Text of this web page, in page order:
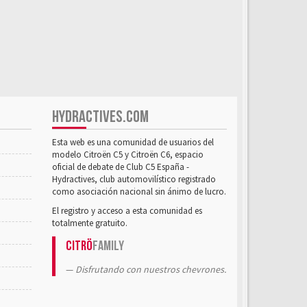
HYDRACTIVES.COM
Esta web es una comunidad de usuarios del
modelo Citroën C5 y Citroën C6, espacio
oficial de debate de Club C5 España -
Hydractives, club automovilístico registrado
como asociación nacional sin ánimo de lucro.
El registro y acceso a esta comunidad es
totalmente gratuito.
CitröFamily
Disfrutando con nuestros chevrones.